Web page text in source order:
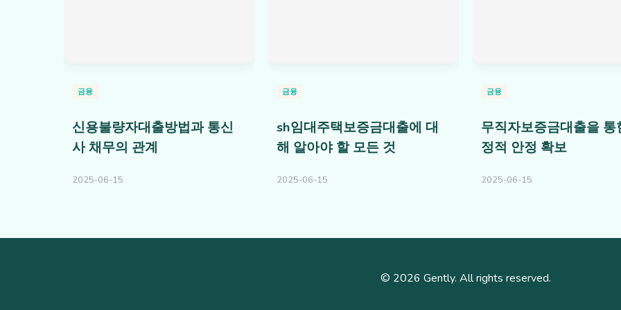
금융
신용불량자대출방법과 통신
사 채무의 관계
2025-06-15
금융
sh임대주택보증금대출에 대
해 알아야 할 모든 것
2025-06-15
금융
무직자보증금대출을 통
정적 안정 확보
2025-06-15
© 2026 Gently. All rights reserved.